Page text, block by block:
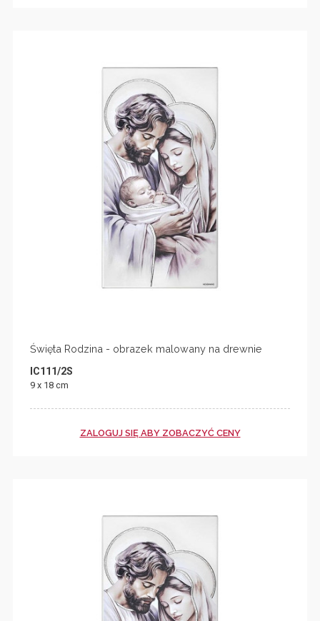
Święta Rodzina - obrazek malowany na drewnie
IC111/2S
9 x 18 cm
ZALOGUJ SIĘ ABY ZOBACZYĆ CENY